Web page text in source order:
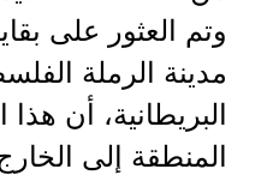
وتم العثور على
مدينة الرملة
البريطانية، أن
المنطقة إلى